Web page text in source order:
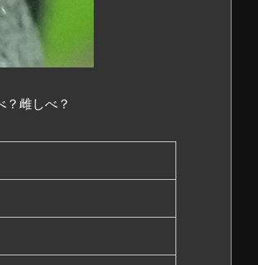
雌しべ？